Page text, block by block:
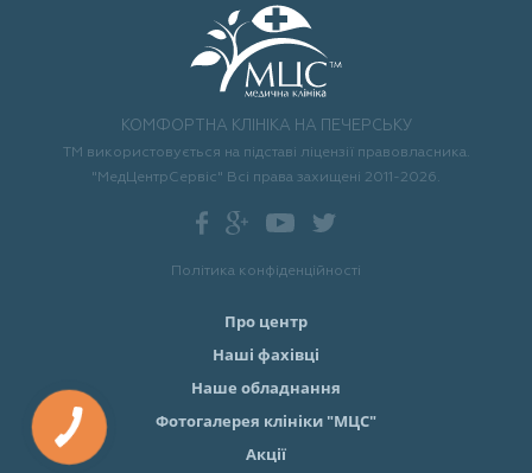
КОМФОРТНА КЛІНІКА НА ПЕЧЕРСЬКУ
ТМ використовується на підставі ліцензії правовласника.
"МедЦентрСервіс" Всі права захищені 2011-2026.
Політика конфіденційності
Про центр
Наші фахівці
Наше обладнання
Фотогалерея клініки "МЦС"
Акції